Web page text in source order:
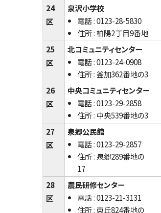
24
区
泉沢小学校
電話 : 0123-28-5830
住所 : 柏陽2丁目9番地
25
区
北コミュニティセンター
電話 : 0123-24-0908
住所 : 釜加362番地の3
26
区
中央コミュニティセンター
電話 : 0123-29-2858
住所 : 中央539番地の3
27
区
泉郷公民館
電話 : 0123-29-2857
住所 : 泉郷289番地の
17
28
区
農民研修センター
電話 : 0123-21-3131
住所 : 東丘824番地の